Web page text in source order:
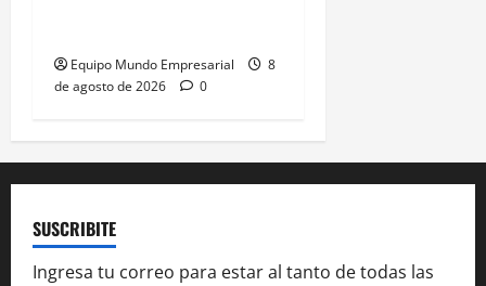
Equipo Mundo Empresarial
8
de agosto de 2026
0
SUSCRIBITE
Ingresa tu correo para estar al tanto de todas las